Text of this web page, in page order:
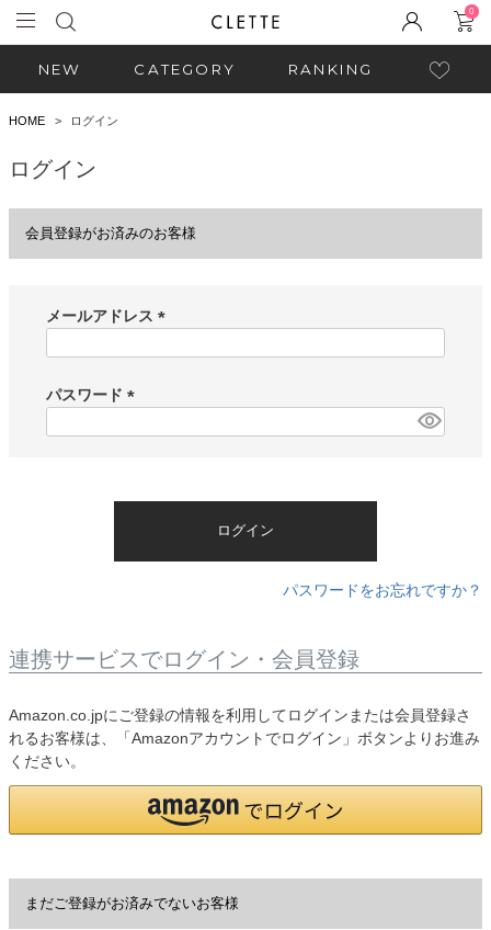
0
NEW CATEGORY RANKING
HOME ログイン
ログイン
会員登録がお済みのお客様
メールアドレス
)
パスワード
ログイン
パスワードをお忘れですか？
連携サービスでログイン・会員登録
Amazon.co.jpにご登録の情報を利用してログインまたは会員登録さ
れるお客様は、「Amazonアカウントでログイン」ボタンよりお進み
ください。
まだご登録がお済みでないお客様